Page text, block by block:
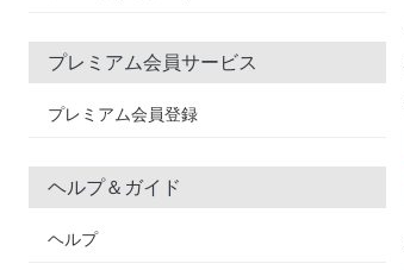
プレミアム会員サービス
プレミアム会員登録
ヘルプ＆ガイド
ヘルプ